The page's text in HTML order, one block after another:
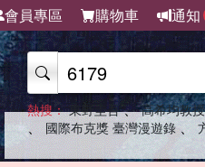
會員專區 購物車 通知
熱搜： 東野圭吾 、 高希均教
、 國際布克獎 臺灣漫遊錄 、